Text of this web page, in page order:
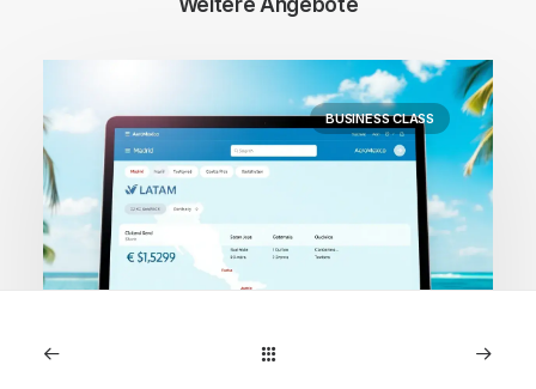
Weitere Angebote
BUSINESS CLASS